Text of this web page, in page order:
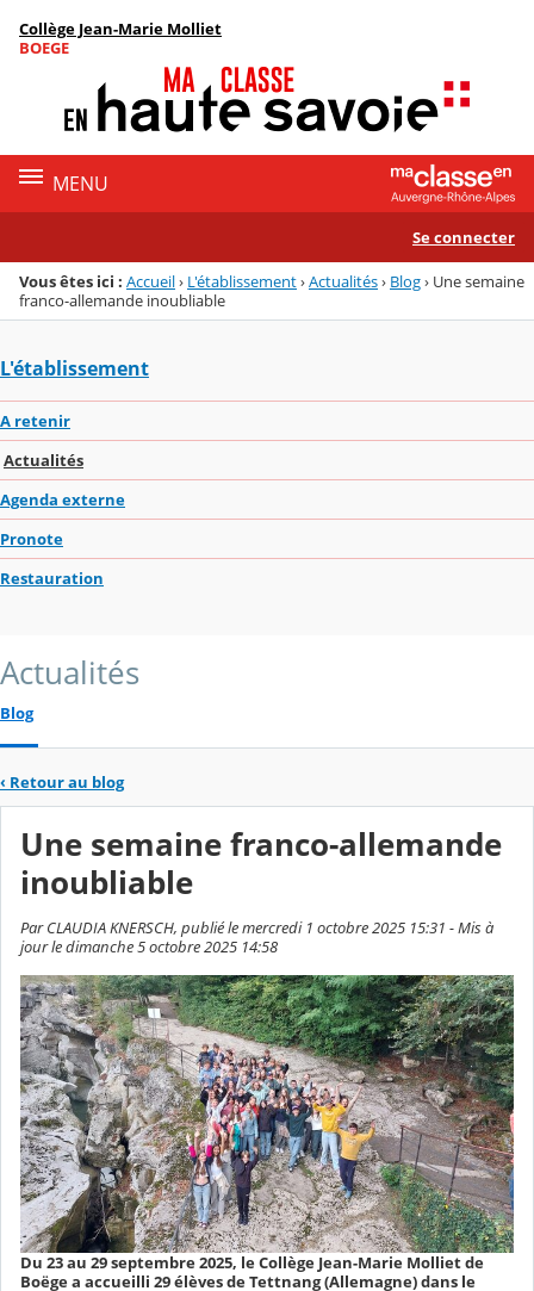
Menu de la rubrique
Contenu
Collège Jean-Marie Molliet
BOEGE
MENU
Se connecter
Vous êtes ici : Accueil› L'établissement›Actualités› Blog› Une semaine
franco-allemande inoubliable
L'établissement
A retenir
Actualités
Agenda externe
Pronote
Restauration
Actualités
Blog
‹ Retour au blog
Une semaine franco-allemande
inoubliable
Par CLAUDIA KNERSCH, publié le mercredi 1 octobre 2025 15:31 - Mis à
jour le dimanche 5 octobre 2025 14:58
Du 23 au 29 septembre 2025, le Collège Jean-Marie Molliet de
Boëge a accueilli 29 élèves de Tettnang (Allemagne) dans le